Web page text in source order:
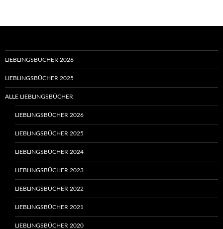
LIEBLINGSBÜCHER 2026
LIEBLINGSBÜCHER 2025
ALLE LIEBLINGSBÜCHER
LIEBLINGSBÜCHER 2026
LIEBLINGSBÜCHER 2025
LIEBLINGSBÜCHER 2024
LIEBLINGSBÜCHER 2023
LIEBLINGSBÜCHER 2022
LIEBLINGSBÜCHER 2021
LIEBLINGSBÜCHER 2020